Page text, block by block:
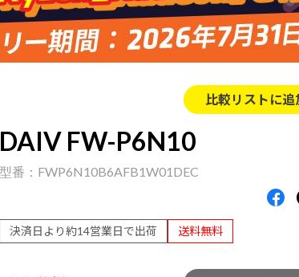
比較リストに追
DAIV FW-P6N10
FWP6N10B6AFB1W01DEC
決済日より約14営業日で出荷 送料無料